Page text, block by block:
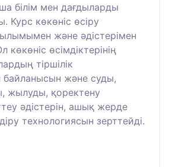
білім мен дағдыларды
Курс көкөніс өсіру
және әдістерімен
өсімдіктерінің
тіршілік
және суды,
жылуды, қоректену
әдістерін, ашық жерде
технологиясын зерттейді.